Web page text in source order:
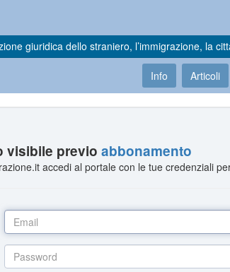
giuridica dello straniero, l’immigrazione, la
Info Articoli
visibile previoabbonamento
accedi al portale con le tue credenziali